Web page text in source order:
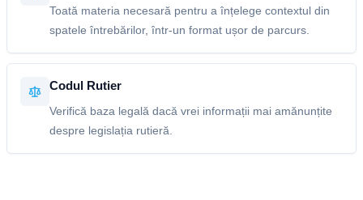
Toată materia necesară pentru a înțelege contextul din
spatele întrebărilor, într-un format ușor de parcurs.
Codul Rutier
Verifică baza legală dacă vrei informații mai amănunțite
despre legislația rutieră.